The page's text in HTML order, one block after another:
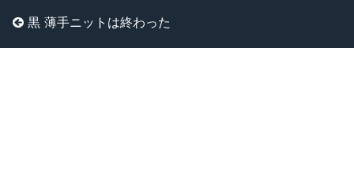
黒 薄手ニットは終わった